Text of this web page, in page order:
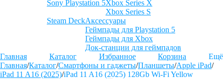
Sony Playstation 5Xbox Series X
Xbox Series S
Steam DeckАксессуары
Геймпады для Playstation 5
Геймпады для Xbox
Док-станции для геймпадов
Главная
Каталог Избранное Корзина
Ещё
Главная/Каталог/Смартфоны и гаджеты/Планшеты/Apple iPad/
iPad 11 A16 (2025)/iPad 11 A16 (2025) 128Gb Wi-Fi Yellow